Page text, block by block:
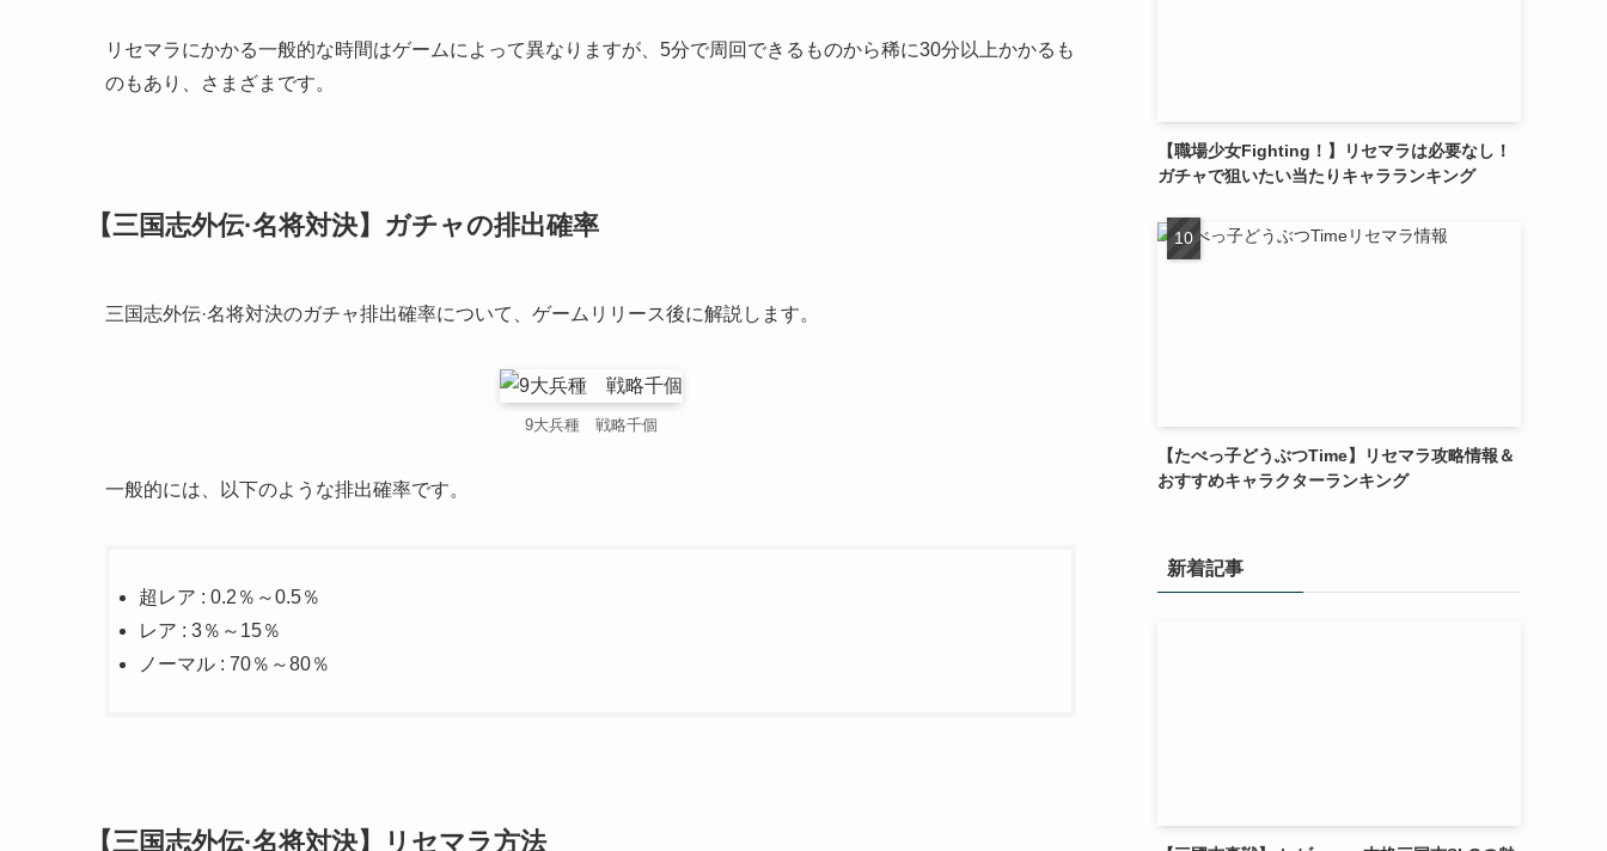
リセマラにかかる一般的な時間はゲームによって異なりますが、5分で周回できるものから稀に30分以上かかるも
のもあり、さまざまです。
【三国志外伝·名将対決】ガチャの排出確率
三国志外伝·名将対決のガチャ排出確率について、ゲームリリース後に解説します。
9大兵種 戦略千個
一般的には、以下のような排出確率です。
超レア : 0.2％～0.5％
レア : 3％～15％
ノーマル : 70％～80％
【三国志外伝·名将対決】リセマラ方法
【職場少女Fighting！】リセマラは必要なし！
ガチャで狙いたい当たりキャラランキング
【たべっ子どうぶつTime】リセマラ攻略情報＆
おすすめキャラクターランキング
新着記事